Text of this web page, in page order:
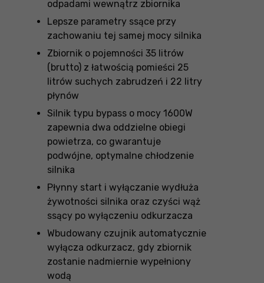
odpadami wewnątrz zbiornika
Lepsze parametry ssące przy
zachowaniu tej samej mocy silnika
Zbiornik o pojemności 35 litrów
(brutto) z łatwością pomieści 25
litrów suchych zabrudzeń i 22 litry
płynów
Silnik typu bypass o mocy 1600W
zapewnia dwa oddzielne obiegi
powietrza, co gwarantuje
podwójne, optymalne chłodzenie
silnika
Płynny start i wyłączanie wydłuża
żywotności silnika oraz czyści wąż
ssący po wyłączeniu odkurzacza
Wbudowany czujnik automatycznie
wyłącza odkurzacz, gdy zbiornik
zostanie nadmiernie wypełniony
wodą